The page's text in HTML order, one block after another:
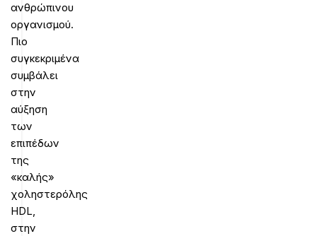
ανθρώπινου
οργανισμού.
Πιο
συγκεκριμένα
συμβάλει
στην
αύξηση
των
επιπέδων
της
«καλής»
χοληστερόλης
HDL,
στην